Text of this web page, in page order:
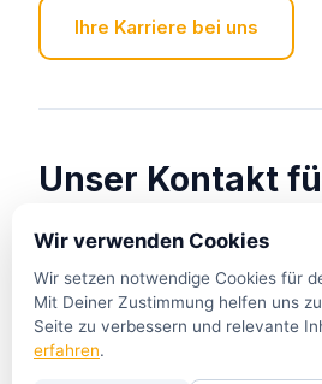
Ihre Karriere bei uns
Unser Kontakt
*kostenfrei aus den
Mobilfunknetzen
Wir verwenden Cookies
Wir setzen notwendige Cookies für
Mit Deiner Zustimmung helfen uns
Seite zu verbessern und relevante
erfahren.